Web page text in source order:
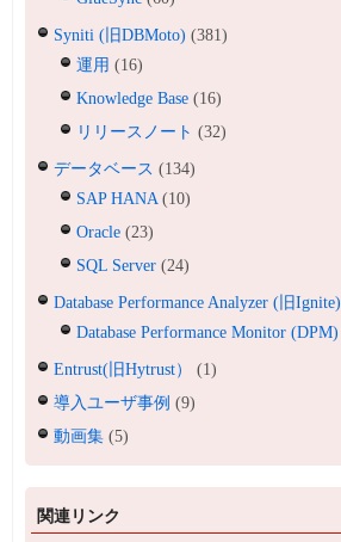
Syniti (旧DBMoto) (381)
運用 (16)
Knowledge Base (16)
リリースノート (32)
データベース (134)
SAP HANA(10)
Oracle (23)
SQL Server (24)
Database Performance Analyzer (旧Ignite)
Database Performance Monitor (DPM)
Entrust(旧Hytrust）
(1)
導入ユーザ事例 (9)
動画集 (5)
関連リンク